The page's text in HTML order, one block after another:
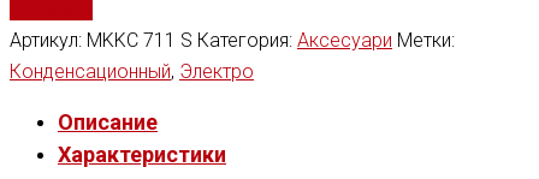
Артикул: MKKC 711 S Категория: Аксесуари Метки:
Конденсационный, Электро
Описание
Характеристики